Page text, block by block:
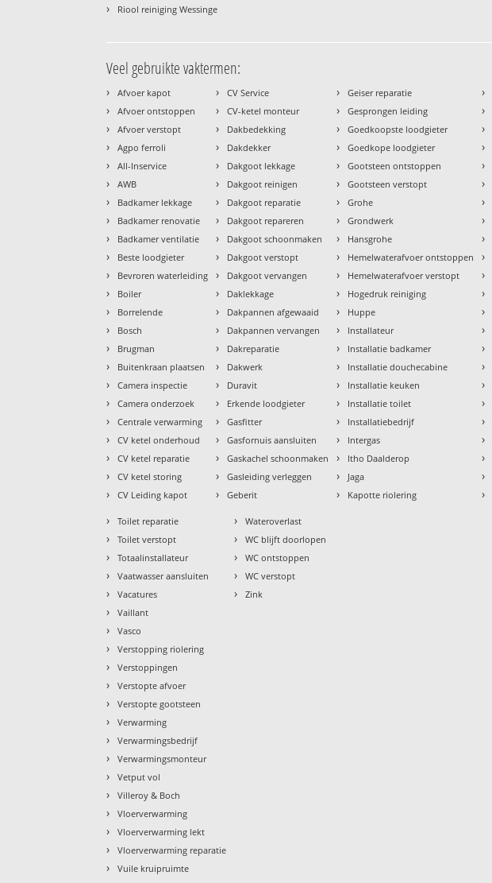
› Riool reiniging Wessinge
Veel gebruikte vaktermen:
› Afvoer kapot
› Afvoer ontstoppen
› Afvoer verstopt
› Agpo ferroli
› All-Inservice
› AWB
› Badkamer lekkage
› Badkamer renovatie
› Badkamer ventilatie
› Beste loodgieter
› Bevroren waterleiding
› Boiler
› Borrelende
› Bosch
› Brugman
› Buitenkraan plaatsen
› Camera inspectie
› Camera onderzoek
› Centrale verwarming
› CV ketel onderhoud
› CV ketel reparatie
› CV ketel storing
› CV Leiding kapot
› CV Service
› CV-ketel monteur
› Dakbedekking
› Dakdekker
› Dakgoot lekkage
› Dakgoot reinigen
› Dakgoot reparatie
› Dakgoot repareren
› Dakgoot schoonmaken
› Dakgoot verstopt
› Dakgoot vervangen
› Daklekkage
› Dakpannen afgewaaid
› Dakpannen vervangen
› Dakreparatie
› Dakwerk
› Duravit
› Erkende loodgieter
› Gasfitter
› Gasfornuis aansluiten
› Gaskachel schoonmaken
› Gasleiding verleggen
› Geberit
› Geiser reparatie
› Gesprongen leiding
› Goedkoopste loodgieter
› Goedkope loodgieter
› Gootsteen ontstoppen
› Gootsteen verstopt
› Grohe
› Grondwerk
› Hansgrohe
› Hemelwaterafvoer ontstoppen
› Hemelwaterafvoer verstopt
› Hogedruk reiniging
› Huppe
› Installateur
› Installatie badkamer
› Installatie douchecabine
› Installatie keuken
› Installatie toilet
› Installatiebedrijf
› Intergas
› Itho Daalderop
› Jaga
› Kapotte riolering
›
›
›
›
›
›
›
›
›
›
›
›
›
›
›
›
›
›
›
›
›
›
›
› Toilet reparatie
› Toilet verstopt
› Totaalinstallateur
› Vaatwasser aansluiten
› Vacatures
› Vaillant
› Vasco
› Verstopping riolering
› Verstoppingen
› Verstopte afvoer
› Verstopte gootsteen
› Verwarming
› Verwarmingsbedrijf
› Verwarmingsmonteur
› Vetput vol
› Villeroy & Boch
› Vloerverwarming
› Vloerverwarming lekt
› Vloerverwarming reparatie
› Vuile kruipruimte
› Wateroverlast
› WC blijft doorlopen
› WC ontstoppen
› WC verstopt
› Zink